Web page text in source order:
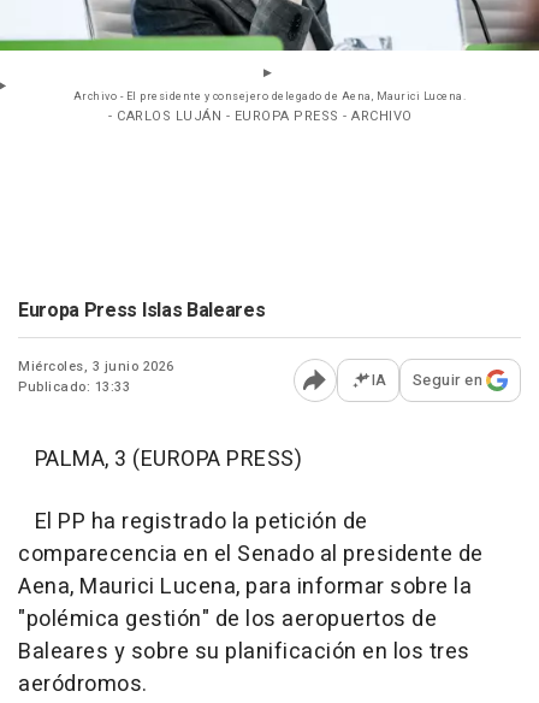
Archivo - El presidente y consejero delegado de Aena, Maurici Lucena.
- CARLOS LUJÁN - EUROPA PRESS - ARCHIVO
Europa Press Islas Baleares
Miércoles, 3 junio 2026
Publicado: 13:33
Abrir opciones para
IA Seguir en
PALMA, 3 (EUROPA PRESS)
El PP ha registrado la petición de
comparecencia en el Senado al presidente de
Aena, Maurici Lucena, para informar sobre la
"polémica gestión" de los aeropuertos de
Baleares y sobre su planificación en los tres
aeródromos.